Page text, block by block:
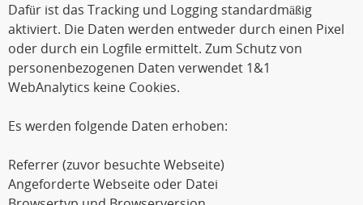
Dafür ist das Tracking und Logging standardmäßig
aktiviert. Die Daten werden entweder durch einen Pixel
oder durch ein Logfile ermittelt. Zum Schutz von
personenbezogenen Daten verwendet 1&1
WebAnalytics keine Cookies.
Es werden folgende Daten erhoben:
Referrer (zuvor besuchte Webseite)
Angeforderte Webseite oder Datei